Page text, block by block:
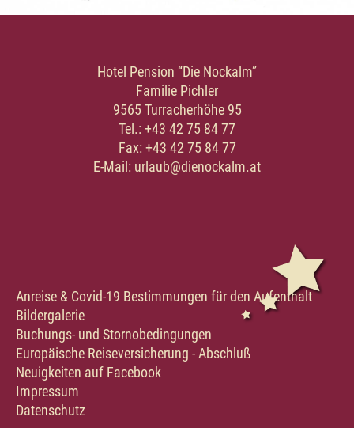
Hotel Pension “Die Nockalm”
Familie Pichler
9565 Turracherhöhe 95
Tel.: +43 42 75 84 77
Fax: +43 42 75 84 77
E-Mail: urlaub@dienockalm.at
Anreise & Covid-19 Bestimmungen für den Aufenthalt
Bildergalerie
Buchungs- und Stornobedingungen
Europäische Reiseversicherung - Abschluß
Neuigkeiten auf Facebook
Impressum
Datenschutz